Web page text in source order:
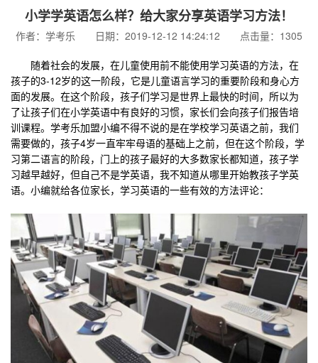
小学学英语怎么样？给大家分享英语学习方法！
作者：学考乐 日期：2019-12-12 14:24:12 点击量：1305
随着社会的发展，在儿童使用前不能使用学习英语的方法，在
孩子的3-12岁的这一阶段，它是儿童语言学习的重要阶段和身心方
面的发展。在这个阶段，孩子们学习是世界上最快的时间，所以为
了让孩子们在小学英语中有良好的习惯，家长们会向孩子们报告培
训课程。学考乐加盟小编不得不说的是在学校学习英语之前，我们
需要做的，孩子4岁一直牢牢母语的基础上之前，但在这个阶段，学
习第二语言的阶段，门上的孩子最好的大多数家长都知道，孩子学
习越早越好，但自己不是学英语，我不知道从哪里开始教孩子学英
语。小编就给各位家长，学习英语的一些有效的方法评论：